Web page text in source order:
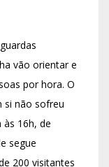
vão orientar e
por hora. O
si não sofreu
às 16h, de
segue
200 visitantes